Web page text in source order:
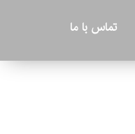
تماس با ما